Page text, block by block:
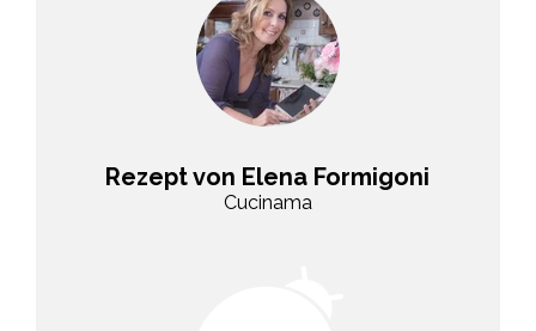
Rezept von Elena Formigoni
Cucinama